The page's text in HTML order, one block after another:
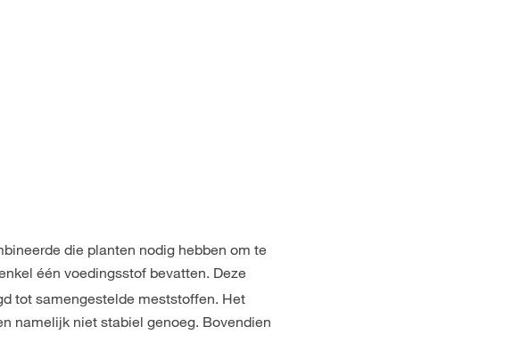
die planten nodig hebben om te
één voedingsstof bevatten. Deze
tot samengestelde meststoffen. Het
namelijk niet stabiel genoeg. Bovendien